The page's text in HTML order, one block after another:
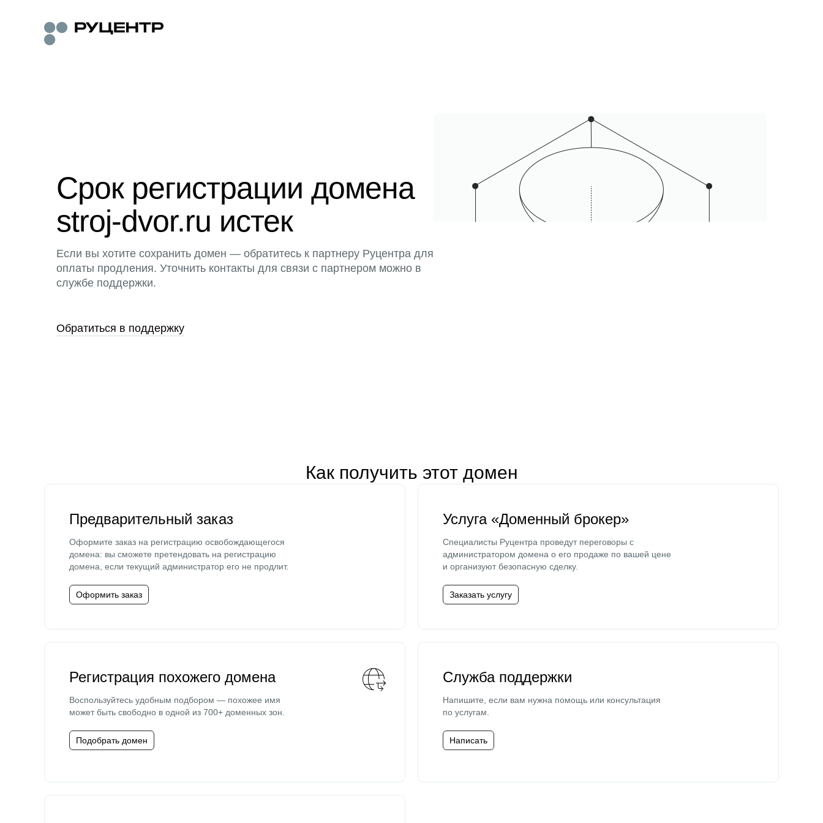
Срок регистрации домена
stroj-dvor.ru истек
Если вы хотите сохранить домен — обратитесь к партнеру Руцентра для
оплаты продления. Уточнить контакты для связи с партнером можно в
службе поддержки.
Обратиться в поддержку
Как получить этот домен
Предварительный заказ
Оформите заказ на регистрацию освобождающегося
домена: вы сможете претендовать на регистрацию
домена, если текущий администратор его не продлит.
Оформить заказ
Услуга «Доменный брокер»
Специалисты Руцентра проведут переговоры с
администратором домена о его продаже по вашей цене
и организуют безопасную сделку.
Заказать услугу
Регистрация похожего домена
Воспользуйтесь удобным подбором — похожее имя
может быть свободно в одной из 700+ доменных зон.
Подобрать домен
Служба поддержки
Напишите, если вам нужна помощь или консультация
по услугам.
Написать